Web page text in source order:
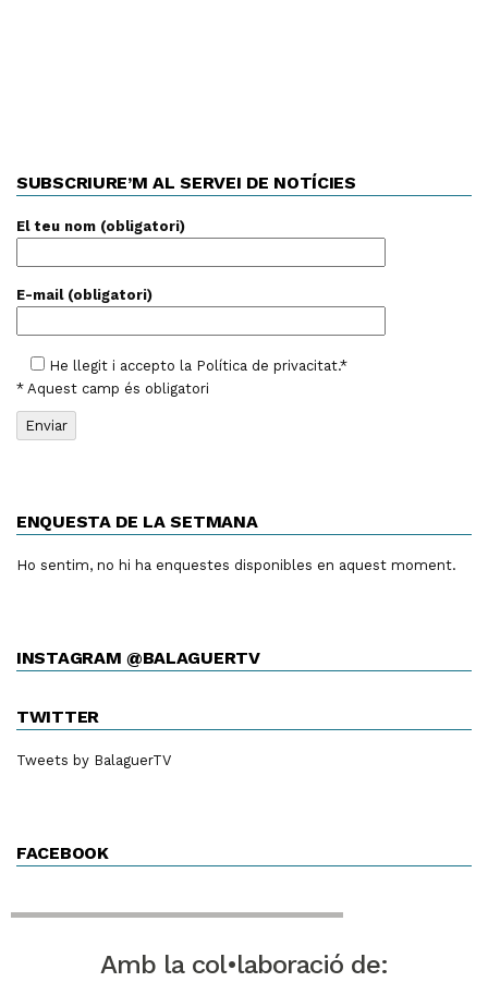
SUBSCRIURE’M AL SERVEI DE NOTÍCIES
El teu nom (obligatori)
E-mail (obligatori)
He llegit i accepto la Política de privacitat.*
* Aquest camp és obligatori
ENQUESTA DE LA SETMANA
Ho sentim, no hi ha enquestes disponibles en aquest moment.
INSTAGRAM @BALAGUERTV
TWITTER
Tweets by BalaguerTV
FACEBOOK
Amb la col•laboració de: